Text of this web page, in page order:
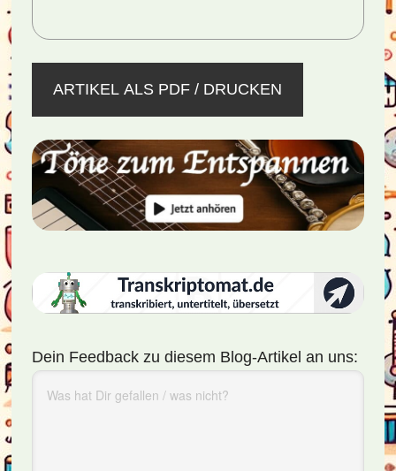
ARTIKEL ALS PDF / DRUCKEN
Dein Feedback zu diesem Blog-Artikel an uns: